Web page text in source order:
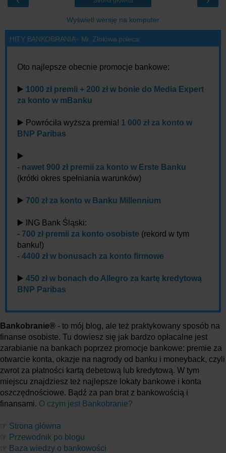
Wyświetl wersję na komputer
HITY BANKOBRANIA - Mr. Złotówa poleca:
Oto najlepsze obecnie promocje bankowe:
▶️ 1000 zł premii + 200 zł w bonie do Media Expert
za konto w mBanku
▶️ Powróciła wyższa premia! 1 000 zł za konto w
BNP Paribas
▶️
- nawet 900 zł premii za konto w Erste Banku
(krótki okres spełniania warunków)
▶️ 700 zł za konto w Banku Millennium
▶️ ING Bank Śląski:
- 700 zł premii za konto osobiste (rekord w tym
banku!)
- 4400 zł w bonusach za konto firmowe
▶️ 450 zł w bonach do Allegro za kartę kredytową
BNP Paribas
Bankobranie® - to mój blog, ale też praktykowany sposób na
finanse osobiste. Tu dowiesz się jak bardzo opłacalne jest
zarabianie na bankach poprzez promocje bankowe: premie za
otwarcie konta, okazje na nagrody od banku i moneyback, czyli
zwrot za płatności kartą debetową lub kredytową. W tym
miejscu znajdziesz też najlepsze lokaty bankowe i konta
oszczędnościowe. Bądź za pan brat z bankowością i
finansami. O czym jest Bankobranie?
☞ Strona główna
☞ Przewodnik po blogu
☞ Baza wiedzy o bankowości